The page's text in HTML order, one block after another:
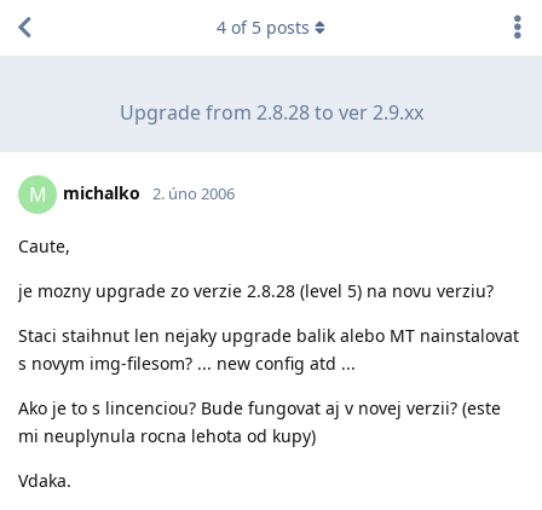
Upgrade from 2.8.28 to ver 2.9.xx
4 of 5 posts
M michalko 2. úno 2006
Caute,
je mozny upgrade zo verzie 2.8.28 (level 5) na novu verziu?
Staci staihnut len nejaky upgrade balik alebo MT nainstalovat
s novym img-filesom? ... new config atd ...
Ako je to s lincenciou? Bude fungovat aj v novej verzii? (este
mi neuplynula rocna lehota od kupy)
Vdaka.